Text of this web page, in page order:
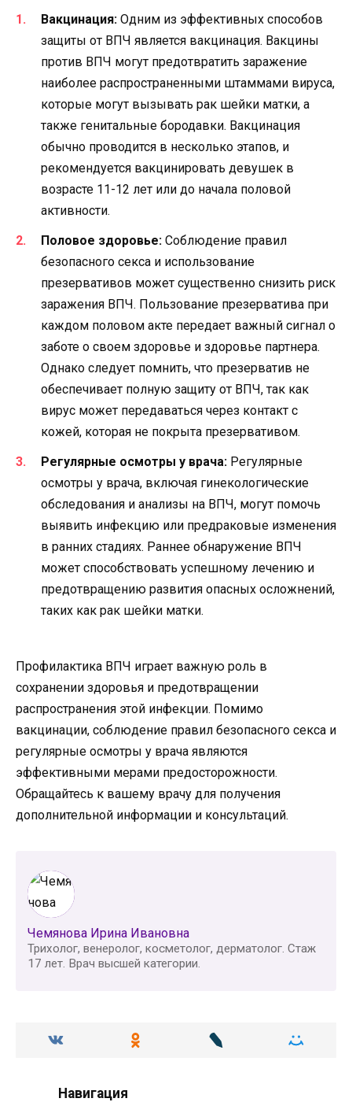
Вакцинация: Одним из эффективных способов
защиты от ВПЧ является вакцинация. Вакцины
против ВПЧ могут предотвратить заражение
наиболее распространенными штаммами вируса,
которые могут вызывать рак шейки матки, а
также генитальные бородавки. Вакцинация
обычно проводится в несколько этапов, и
рекомендуется вакцинировать девушек в
возрасте 11-12 лет или до начала половой
активности.
Половое здоровье: Соблюдение правил
безопасного секса и использование
презервативов может существенно снизить риск
заражения ВПЧ. Пользование презерватива при
каждом половом акте передает важный сигнал о
заботе о своем здоровье и здоровье партнера.
Однако следует помнить, что презерватив не
обеспечивает полную защиту от ВПЧ, так как
вирус может передаваться через контакт с
кожей, которая не покрыта презервативом.
Регулярные осмотры у врача: Регулярные
осмотры у врача, включая гинекологические
обследования и анализы на ВПЧ, могут помочь
выявить инфекцию или предраковые изменения
в ранних стадиях. Раннее обнаружение ВПЧ
может способствовать успешному лечению и
предотвращению развития опасных осложнений,
таких как рак шейки матки.
Профилактика ВПЧ играет важную роль в
сохранении здоровья и предотвращении
распространения этой инфекции. Помимо
вакцинации, соблюдение правил безопасного секса и
регулярные осмотры у врача являются
эффективными мерами предосторожности.
Обращайтесь к вашему врачу для получения
дополнительной информации и консультаций.
Чемянова Ирина Ивановна
Трихолог, венеролог, косметолог, дерматолог. Стаж
17 лет. Врач высшей категории.
Навигация